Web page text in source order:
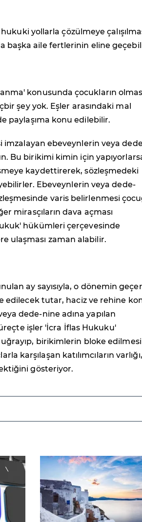
yollarla çözülmeye
başka aile fertlerinin eline
konusunda çocukların
şey yok. Eşler arasındaki mal
paylaşıma konu edilebilir.
imzalayan ebeveynlerin veya
Bu birikimi kimin için
kaydettirerek, sözleşmedeki
Ebeveynlerin veya dede-
varis belirlenmesi
mirasçıların dava açması
hükümleri çerçevesinde
ulaşması zaman alabilir.
ay sayısıyla, o dönemin
edilecek tutar, haciz ve rehine
dede-nine adına yapılan
işler 'İcra İflas Hukuku'
birikimlerin bloke
karşılaşan katılımcıların
gösteriyor.